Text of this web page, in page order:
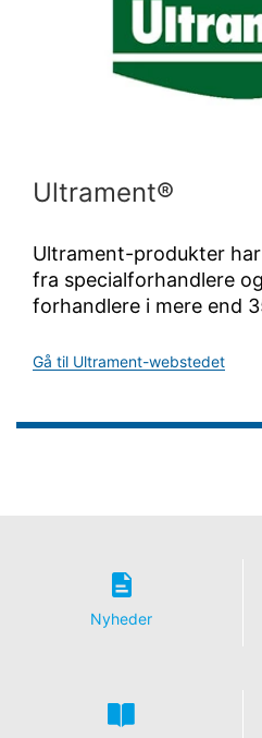
Ultrament®
Ultrament-produkter
fra specialforhandlere
forhandlere i mere end
Gå til Ultrament-webstedet
Nyheder